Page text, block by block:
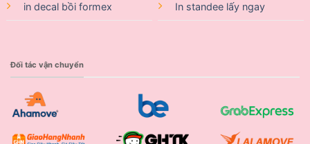
in decal bồi formex In standee lấy ngay
Đối tác vận chuyển